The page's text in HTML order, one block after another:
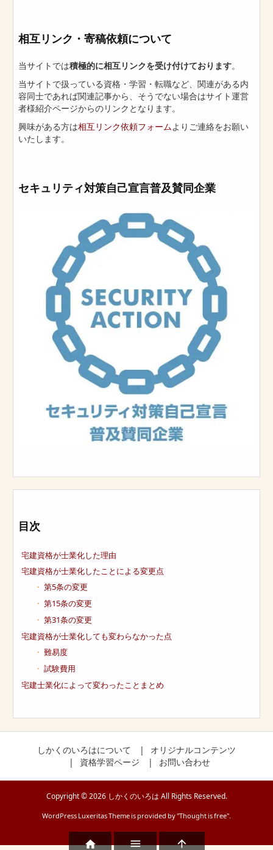
相互リンク・寄稿依頼について
当サイトでは積極的に相互リンクを受け付けております。
当サイトで扱っている資格・学習・転職など、関連がある内
容同士であれば関連記事から、そうでない場合はサイト運営
者様紹介ページからのリンクとなります。
興味がある方は相互リンク依頼フォームよりご連絡をお願い
いたします。
セキュリティ対策自己宣言普及賛同企業
目次
宅建資格が士業化した理由
宅建資格が士業化したことによる変更点
第5条の変更
第15条の変更
第31条の変更
宅建資格が士業化しても変わらなかった点
難易度
試験費用
宅建士業化によって変わったことまとめ
しかくのいろはについて
オリジナルコンテンツ
資格学習ページ
お問い合わせ
Copyright ©2026 しかくのいろは All Rights Reserved.
WordPress Luxeritas Theme is provided by "Thought is free".
  